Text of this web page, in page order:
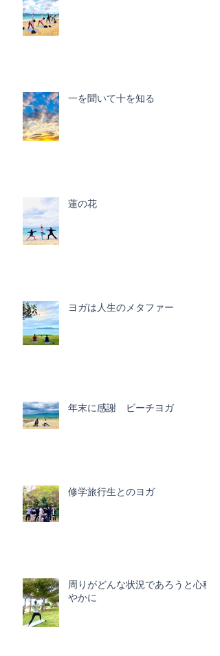
一を聞いて十を知る
蓮の花
ヨガは人生のメタファー
年末に感謝 ビーチヨガ
修学旅行生とのヨガ
周りがどんな状況であろうと心穏
やかに